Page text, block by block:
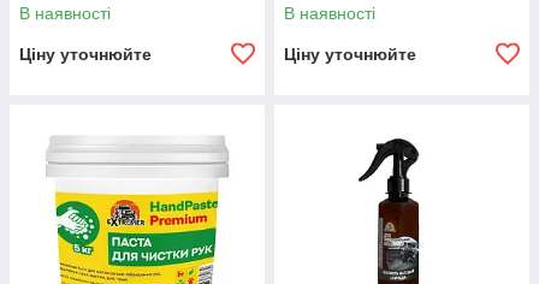
В наявності
Ціну уточнюйте
В наявності
Ціну уточнюйте